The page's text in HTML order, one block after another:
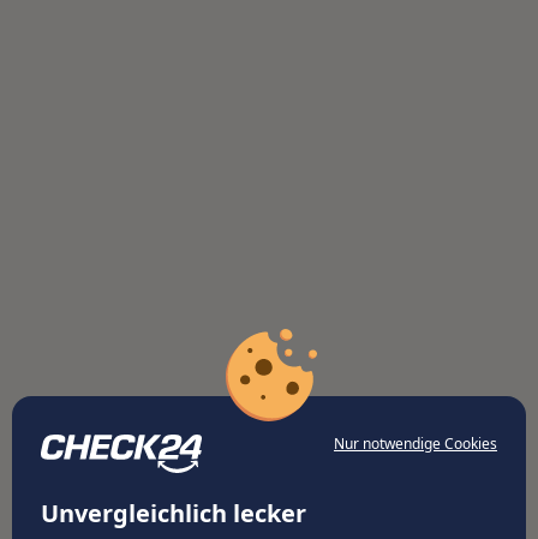
Nur notwendige Cookies
Unvergleichlich lecker